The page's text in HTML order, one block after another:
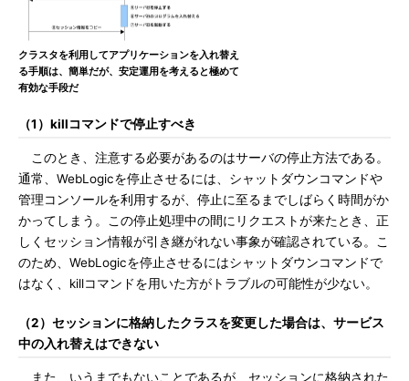
クラスタを利用してアプリケーションを入れ替え
る手順は、簡単だが、安定運用を考えると極めて
有効な手段だ
（1）killコマンドで停止すべき
このとき、注意する必要があるのはサーバの停止方法である。
通常、WebLogicを停止させるには、シャットダウンコマンドや
管理コンソールを利用するが、停止に至るまでしばらく時間がか
かってしまう。この停止処理中の間にリクエストが来たとき、正
しくセッション情報が引き継がれない事象が確認されている。こ
のため、WebLogicを停止させるにはシャットダウンコマンドで
はなく、killコマンドを用いた方がトラブルの可能性が少ない。
（2）セッションに格納したクラスを変更した場合は、サービス
中の入れ替えはできない
また、いうまでもないことであるが、セッションに格納された